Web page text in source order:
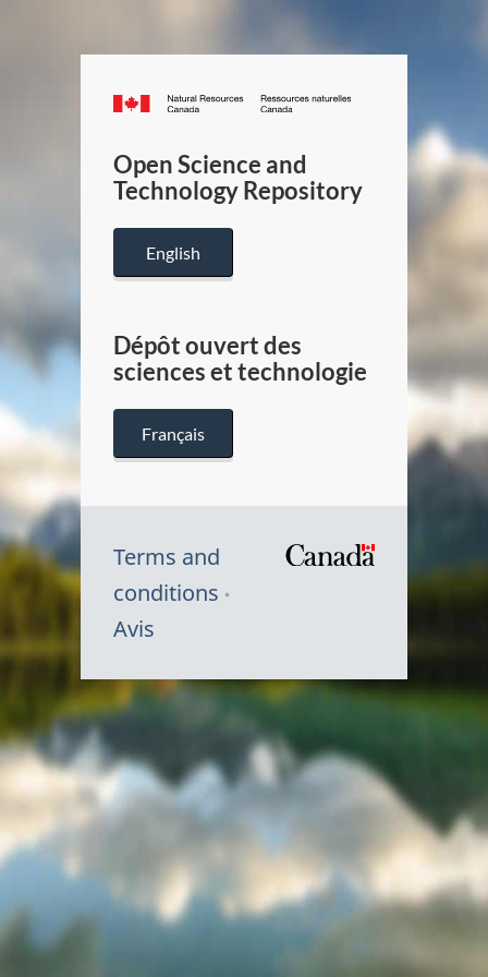
Canada.ca
/
Canada
Open Science and
Technology Repository
English
Dépôt ouvert des
sciences et technologie
Français
Terms and
conditions
Avis
Symbole
du